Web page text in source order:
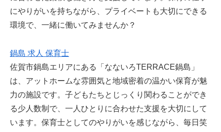
にやりがいを持ちながら、プライベートも大切にできる
環境で、一緒に働いてみませんか？
鍋島 求人 保育士
佐賀市鍋島エリアにある「なないろTERRACE鍋島」
は、アットホームな雰囲気と地域密着の温かい保育が魅
力の施設です。子どもたちとじっくり関わることができ
る少人数制で、一人ひとりに合わせた支援を大切にして
います。保育士としてのやりがいを感じながら、毎日笑